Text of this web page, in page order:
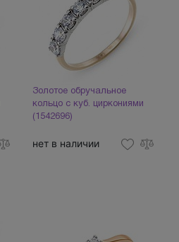
Золотое обручальное
кольцо с куб. циркониями
(1542696)
нет в наличии